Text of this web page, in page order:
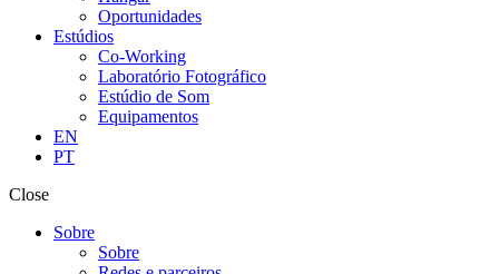
Oportunidades
Estúdios
Co-Working
Laboratório Fotográfico
Estúdio de Som
Equipamentos
EN
PT
Close
Sobre
Sobre